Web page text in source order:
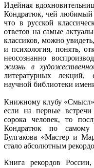
Идейная
Кондратюк, чей любимый
что в русской
ответов на самые
классиков, можно
и психология, понять,
неосознанно
жизнь в
литературных лекций,
научной библиотеки
Книжному клубу «Смысл»
если на первые
сорока человек, то
Кондратюк по самому
Булгакова «Мастер и
стало абсолютным
Книга рекордов России,